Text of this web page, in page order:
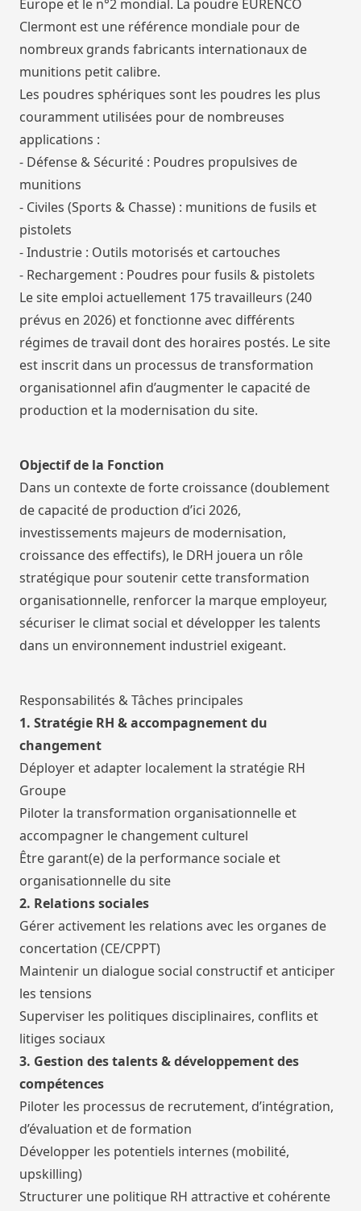
Europe et le n°2 mondial. La poudre EURENCO
Clermont est une référence mondiale pour de
nombreux grands fabricants internationaux de
munitions petit calibre.
Les poudres sphériques sont les poudres les plus
couramment utilisées pour de nombreuses
applications :
- Défense & Sécurité : Poudres propulsives de
munitions
- Civiles (Sports & Chasse) : munitions de fusils et
pistolets
- Industrie : Outils motorisés et cartouches
- Rechargement : Poudres pour fusils & pistolets
Le site emploi actuellement 175 travailleurs (240
prévus en 2026) et fonctionne avec différents
régimes de travail dont des horaires postés. Le site
est inscrit dans un processus de transformation
organisationnel afin d’augmenter le capacité de
production et la modernisation du site.
Objectif de la Fonction
Dans un contexte de forte croissance (doublement
de capacité de production d’ici 2026,
investissements majeurs de modernisation,
croissance des effectifs), le DRH jouera un rôle
stratégique pour soutenir cette transformation
organisationnelle, renforcer la marque employeur,
sécuriser le climat social et développer les talents
dans un environnement industriel exigeant.
Responsabilités & Tâches principales
1. Stratégie RH & accompagnement du
changement
Déployer et adapter localement la stratégie RH
Groupe
Piloter la transformation organisationnelle et
accompagner le changement culturel
Être garant(e) de la performance sociale et
organisationnelle du site
2. Relations sociales
Gérer activement les relations avec les organes de
concertation (CE/CPPT)
Maintenir un dialogue social constructif et anticiper
les tensions
Superviser les politiques disciplinaires, conflits et
litiges sociaux
3. Gestion des talents & développement des
compétences
Piloter les processus de recrutement, d’intégration,
d’évaluation et de formation
Développer les potentiels internes (mobilité,
upskilling)
Structurer une politique RH attractive et cohérente